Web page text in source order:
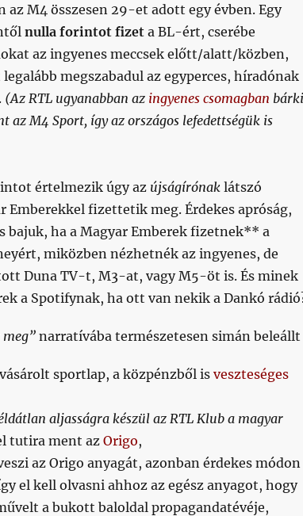
M4 összesen 29-et adott egy évben. Egy
nulla forintot fizeta BL-ért, cserébe
az ingyenes meccsek előtt/alatt/közben,
megszabadul az egyperces, híradónak
(Az RTL ugyanabban az ingyenes csomagban bárki
az M4 Sport, így az országos lefedettségük is
értelmezik úgy azújságírónak látszó
Emberekkel fizettetik meg. Érdekes apróság,
bajuk, ha a Magyar Emberek fizetnek** a
miközben nézhetnék az ingyenes, de
Duna TV-t, M3-at, vagy M5-öt is. És minek
a Spotifynak, ha ott van nekik a Dankó
narratívába természetesen simán beleállt
sportlap, a közpénzből isveszteséges
aljasságra készül az RTL Klub a magyar
tutira ment az Origo,
az Origo anyagát, azonban érdekes módon
el kell olvasni ahhoz az egész anyagot, hogy
a bukott baloldal propagandatévéje,